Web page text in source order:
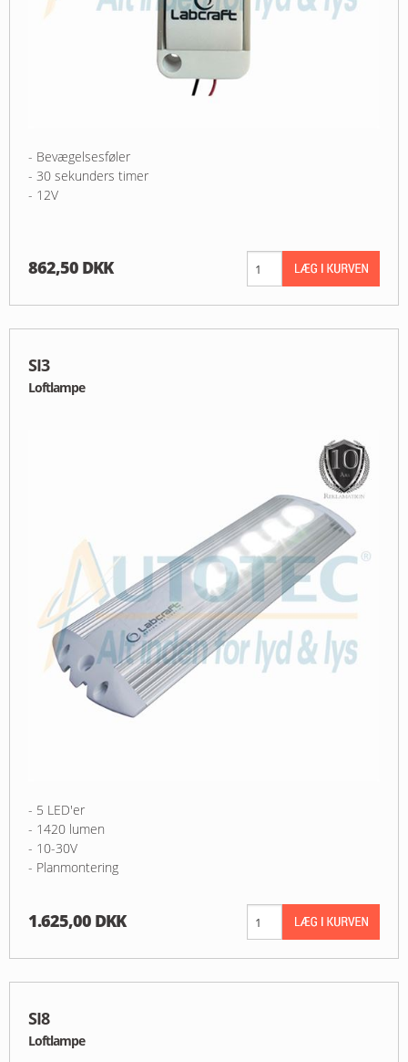
- Bevægelsesføler
- 30 sekunders timer
- 12V
862,50 DKK
SI3
Loftlampe
- 5 LED'er
- 1420 lumen
- 10-30V
- Planmontering
1.625,00 DKK
SI8
Loftlampe